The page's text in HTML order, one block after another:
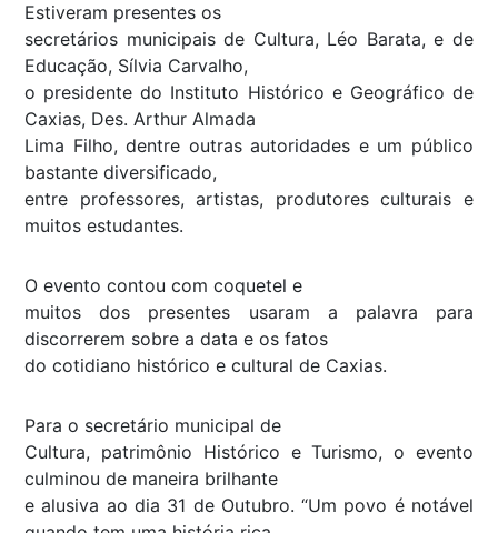
Estiveram presentes os
secretários municipais de Cultura, Léo Barata, e de
Educação, Sílvia Carvalho,
o presidente do Instituto Histórico e Geográfico de
Caxias, Des. Arthur Almada
Lima Filho, dentre outras autoridades e um público
bastante diversificado,
entre professores, artistas, produtores culturais e
muitos estudantes.
O evento contou com coquetel e
muitos dos presentes usaram a palavra para
discorrerem sobre a data e os fatos
do cotidiano histórico e cultural de Caxias.
Para o secretário municipal de
Cultura, patrimônio Histórico e Turismo, o evento
culminou de maneira brilhante
e alusiva ao dia 31 de Outubro. “Um povo é notável